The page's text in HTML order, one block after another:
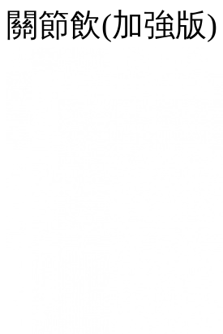
關節飲(加強版